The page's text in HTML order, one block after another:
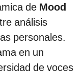
de Mood
análisis
personales.
en un
de voces